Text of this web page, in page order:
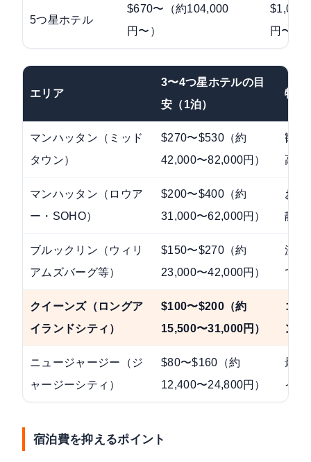
5つ星ホテル
$670〜（約104,000
円〜）
$1,000
円〜）
エリア
3〜4つ星ホテルの目
安（1泊）
特徴
マンハッタン（ミッド
タウン）
$270〜$530（約
42,000〜82,000円）
観光
高値
マンハッタン（ロウア
ー・SOHO）
$200〜$400（約
31,000〜62,000円）
おし
静か
ブルックリン（ウィリ
アムズバーグ等）
$150〜$270（約
23,000〜42,000円）
流行
でマ
クイーンズ（ロングア
イランドシティ）
$100〜$200（約
15,500〜31,000円）
コ
ンハ
ニュージャージー（ジ
ャージーシティ）
$80〜$160（約
12,400〜24,800円）
最安
イン
宿泊費を抑えるポイント